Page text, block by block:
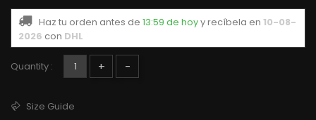
Haz tu orden antes de 13:59 de hoyy recíbela en 10-08-
2026 con DHL
Quantity : + -
Size Guide